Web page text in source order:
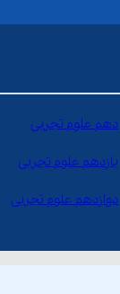
دهم علوم تجربی
یازدهم علوم تجربی
دوازدهم علوم تجربی